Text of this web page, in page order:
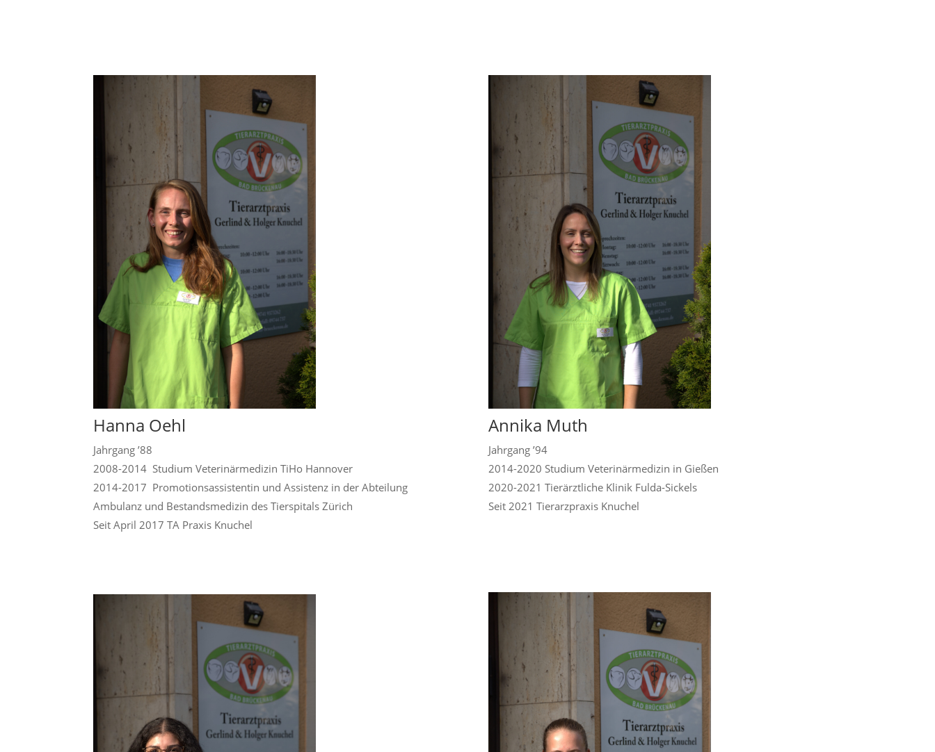
Hanna Oehl
Jahrgang ’88
2008-2014 Studium Veterinärmedizin TiHo Hannover
2014-2017 Promotionsassistentin und Assistenz in der Abteilung
Ambulanz und Bestandsmedizin des Tierspitals Zürich
Seit April 2017 TA Praxis Knuchel
Annika Muth
Jahrgang ’94
2014-2020 Studium Veterinärmedizin in Gießen
2020-2021 Tierärztliche Klinik Fulda-Sickels
Seit 2021 Tierarzpraxis Knuchel